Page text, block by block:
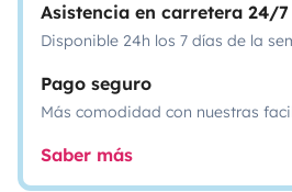
Asistencia en carretera 24/7
Disponible 24h los 7 días de la
Pago seguro
Más comodidad con nuestras
Saber más